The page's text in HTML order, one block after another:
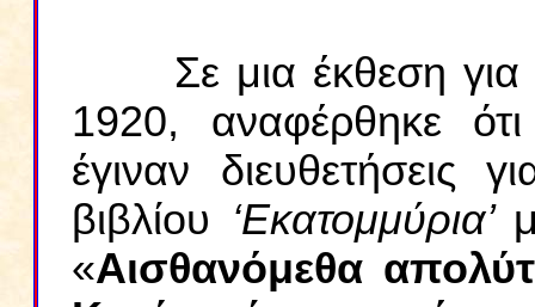
Σε μια έκθεση για
1920, αναφέρθηκε
έγιναν διευθετήσεις
βιβλίου ‘Εκατομμύρια’
«Αισθανόμεθα